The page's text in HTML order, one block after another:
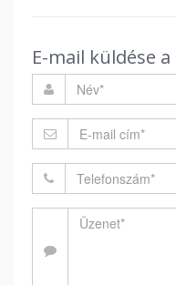
E-mail küldése